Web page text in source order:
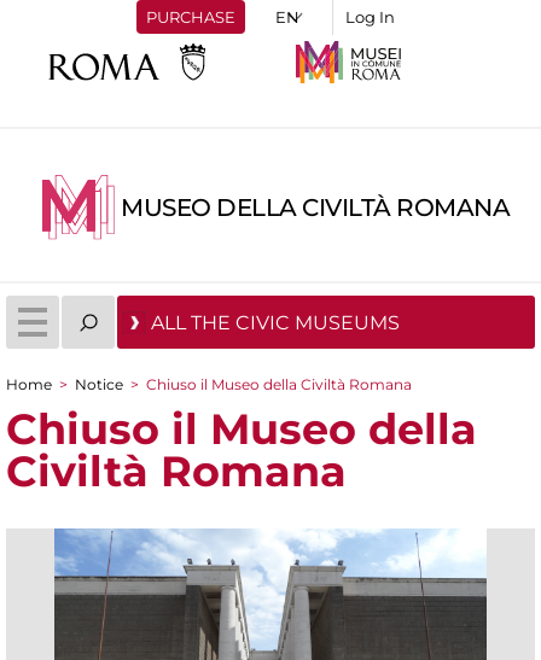
PURCHASE Log In
MUSEO DELLA CIVILTÀ ROMANA
ALL THE CIVIC MUSEUMS
You are here
Home > Notice > Chiuso il Museo della Civiltà Romana
Chiuso il Museo della
Civiltà Romana